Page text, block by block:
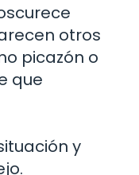
otros
picazón o
que
y